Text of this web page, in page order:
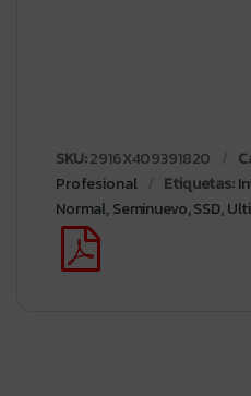
SKU:2916X409391820
Profesional
Etiquetas:
Normal,Seminuevo,SSD,